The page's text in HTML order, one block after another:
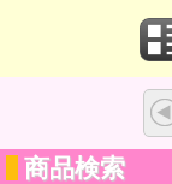
商品検索